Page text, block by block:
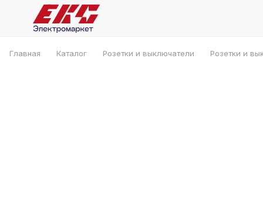
Главная Каталог Розетки и выключатели Розетки и